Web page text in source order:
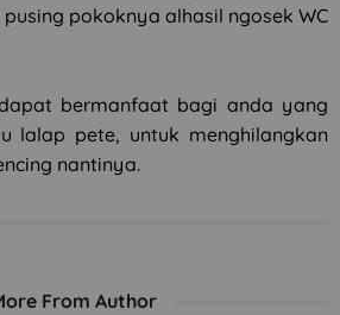
pokoknya alhasil ngosek WC
bermanfaat bagi anda yang
lalap pete, untuk menghilangkan
nantinya.
From Author